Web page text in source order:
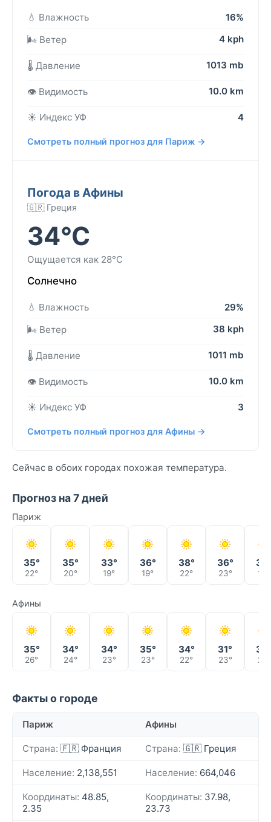
💧 Влажность
16%
🌬️ Ветер
4 kph
🌡️ Давление 1013 mb
👁️ Видимость 10.0 km
☀️ Индекс УФ 4
Смотреть полный прогноз для Париж →
Погода в Афины
🇬🇷 Греция
34°C
Ощущается как 28°C
Солнечно
💧 Влажность
29%
🌬️ Ветер
38 kph
🌡️ Давление 1011 mb
👁️ Видимость 10.0 km
☀️ Индекс УФ 3
Смотреть полный прогноз для Афины →
Сейчас в обоих городах похожая температура.
Прогноз на 7 дней
Париж
35°
22°
35°
20°
33°
19°
36°
19°
38°
22°
36°
23° 19°
Афины
35°
26°
34°
24°
34°
23°
35°
23°
34°
22°
31°
23° 21°
Факты о городе
Париж Афины
Страна: 🇫🇷 Франция Страна: 🇬🇷 Греция
Население: 2,138,551 Население: 664,046
Координаты: 48.85,
2.35
Координаты: 37.98,
23.73